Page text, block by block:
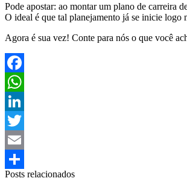
Pode apostar: ao montar um plano de carreira
O ideal é que tal planejamento já se inicie logo
Agora é sua vez! Conte para nós o que você
Facebook
WhatsApp
LinkedIn
Twitter
Email
Share
Posts relacionados